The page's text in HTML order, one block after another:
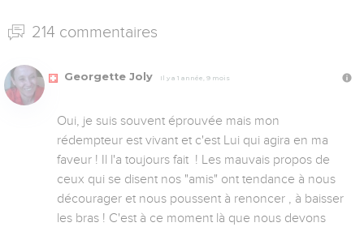
214 commentaires
Georgette Joly Il y a 1 année, 9 mois
Oui, je suis souvent éprouvée mais mon
rédempteur est vivant et c'est Lui qui agira en ma
faveur ! Il l'a toujours fait  ! Les mauvais propos de
ceux qui se disent nos "amis" ont tendance à nous
décourager et nous poussent à renoncer , à baisser
les bras ! C'est à ce moment là que nous devons